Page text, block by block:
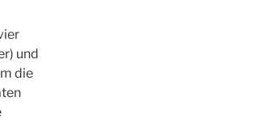
und
die